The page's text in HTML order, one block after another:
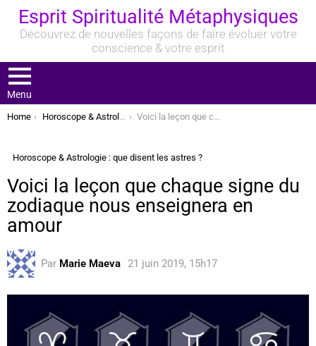
Esprit Spiritualité Métaphysiques
Découvrez de nouvelles façons de faire évoluer votre
conscience & votre esprit
Menu
You are here:
Home Horoscope & Astrologie : que disent les astres ? Voici la leçon que chaque signe du zodiaque nous enseignera en amour
Horoscope & Astrologie : que disent les astres ?
Voici la leçon que chaque signe du
zodiaque nous enseignera en
amour
Par Marie Maeva 21 juin 2019, 15h17